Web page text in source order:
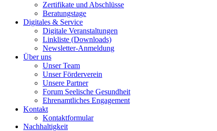
Zertifikate und Abschlüsse
Beratungstage
Digitales & Service
Digitale Veranstaltungen
Linkliste (Downloads)
Newsletter-Anmeldung
Über uns
Unser Team
Unser Förderverein
Unsere Partner
Forum Seelische Gesundheit
Ehrenamtliches Engagement
Kontakt
Kontaktformular
Nachhaltigkeit